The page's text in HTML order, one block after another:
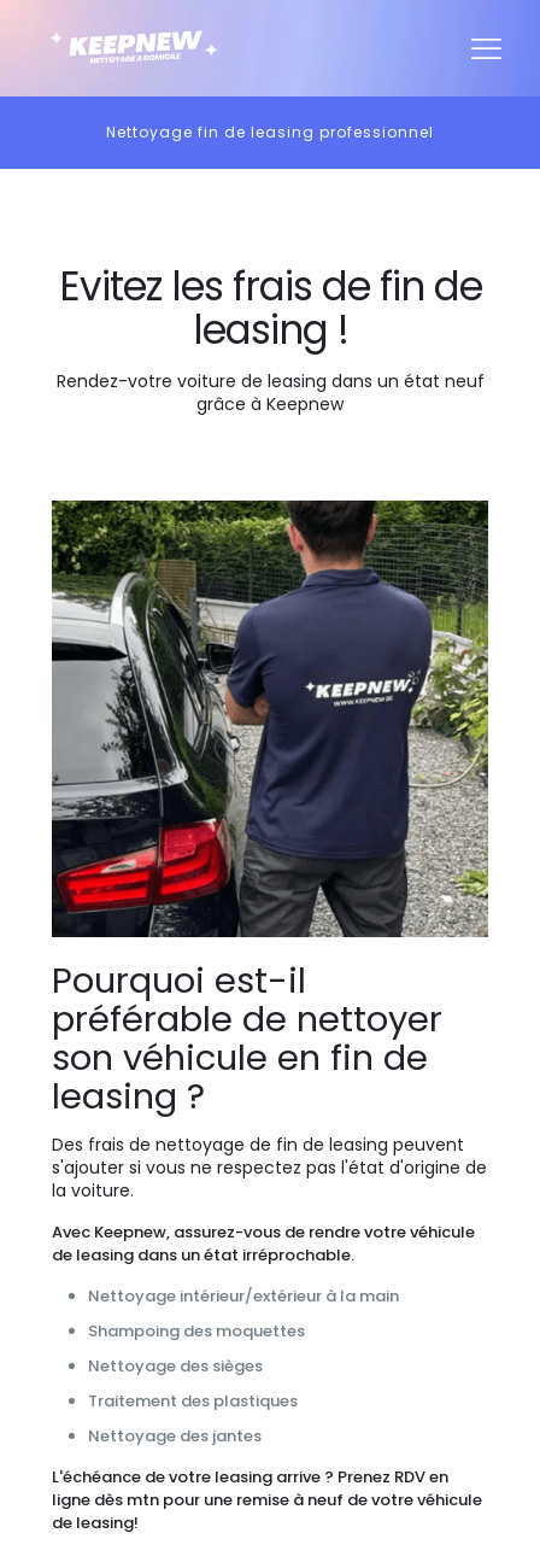
Nettoyage fin de leasing professionnel
Evitez les frais de fin de
leasing !
Rendez-votre voiture de leasing dans un état neuf
grâce à Keepnew
Pourquoi est-il
préférable de nettoyer
son véhicule en fin de
leasing ?
Des frais de nettoyage de fin de leasing peuvent
s'ajouter si vous ne respectez pas l'état d'origine de
la voiture.
Avec Keepnew, assurez-vous de rendre votre véhicule
de leasing dans un état irréprochable.
Nettoyage intérieur/extérieur à la main
Shampoing des moquettes
Nettoyage des sièges
Traitement des plastiques
Nettoyage des jantes
L'échéance de votre leasing arrive ? Prenez RDV en
ligne dès mtn pour une remise à neuf de votre véhicule
de leasing!